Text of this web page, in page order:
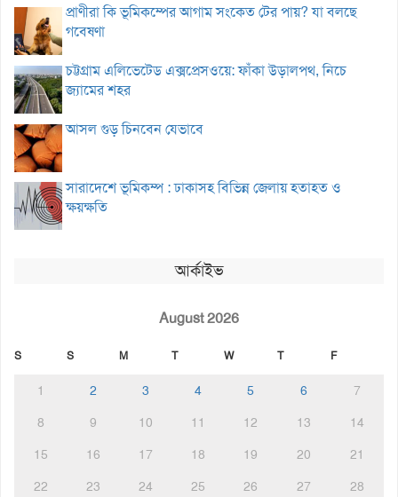
প্রাণীরা কি ভূমিকম্পের আগাম সংকেত টের পায়? যা বলছে
গবেষণা
চট্টগ্রাম এলিভেটেড এক্সপ্রেসওয়ে: ফাঁকা উড়ালপথ, নিচে
জ্যামের শহর
আসল গুড় চিনবেন যেভাবে
সারাদেশে ভূমিকম্প : ঢাকাসহ বিভিন্ন জেলায় হতাহত ও
ক্ষয়ক্ষতি
আর্কাইভ
August 2026
S S M T W T F
1 2 3 4 5 6
7
8
9 10 11 12 13
14
15
16 17 18 19 20
21
22
23 24 25 26 27
28